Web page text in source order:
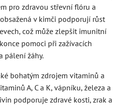
pro zdravou střevní flóru a
v kimči podporují růst
což může zlepšit imunitní
pomoci při zažívacích
pálení žáhy.
bohatým zdrojem vitaminů a
A, C a K, vápníku, železa a
podporuje zdravé kosti, zrak a